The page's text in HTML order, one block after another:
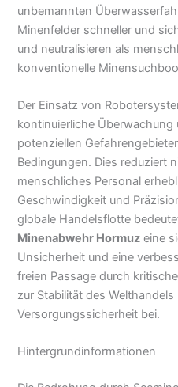
unbemannten
Minenfelder schneller und
und neutralisieren als
konventionelle
Der Einsatz von
kontinuierliche Überwachung
potenziellen
Bedingungen. Dies reduziert
menschliches Personal
Geschwindigkeit und
globale Handelsflotte
Minenabwehr Hormuz eine
Unsicherheit und eine
freien Passage durch
zur Stabilität des Welthandels
Versorgungssicherheit bei.
Hintergrundinformationen